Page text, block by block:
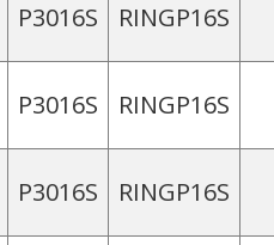
P3016S RINGP16S
P3016S RINGP16S
P3016S RINGP16S